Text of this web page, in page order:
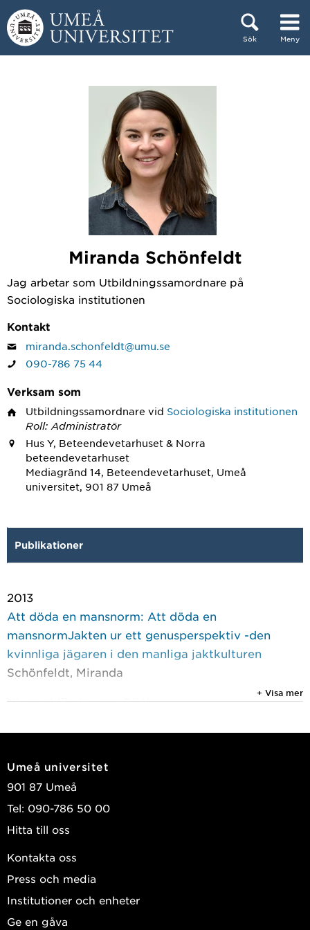
Hoppa direkt till innehållet
Sök Meny
Miranda Schönfeldt
Jag arbetar som Utbildningssamordnare på
Sociologiska institutionen
Kontakt
miranda.schonfeldt@umu.se
090-786 75 44
Verksam som
Utbildningssamordnare vid Sociologiska institutionen
Roll: Administratör
Hus Y, Beteendevetarhuset & Norra
beteendevetarhuset
Mediagränd 14, Beteendevetarhuset, Umeå
universitet, 901 87 Umeå
Publikationer
2013
Att döda en mansnorm: Att döda en
mansnormJakten ur ett genusperspektiv -den
kvinnliga jägaren i den manliga jaktkulturen
Schönfeldt, Miranda
Visa publikationer i DiVA
+ Visa mer
Umeå universitet
901 87 Umeå
Tel: 090-786 50 00
Hitta till oss
Kontakta oss
Press och media
Institutioner och enheter
Ge en gåva